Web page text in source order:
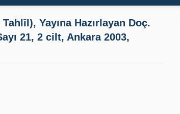
Yayına Hazırlayan Doç.
21, 2 cilt, Ankara 2003,